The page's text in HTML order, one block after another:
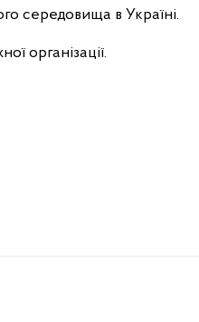
середовища в Україні.
організації.